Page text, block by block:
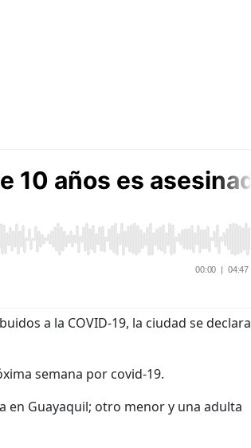
a la COVID-19, la ciudad se declara
semana por covid-19.
en Guayaquil; otro menor y una adulta